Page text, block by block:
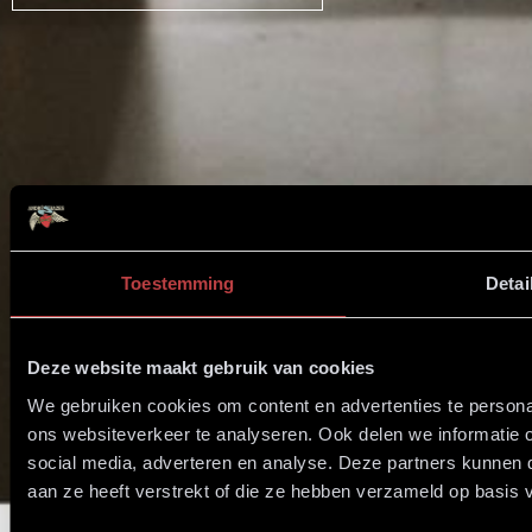
Toestemming
Deze website maakt gebruik van cookies
We gebruiken cookies om content en advertenties te
ons websiteverkeer te analyseren. Ook delen we
social media, adverteren en analyse. Deze partners
aan ze heeft verstrekt of die ze hebben verzameld op basis